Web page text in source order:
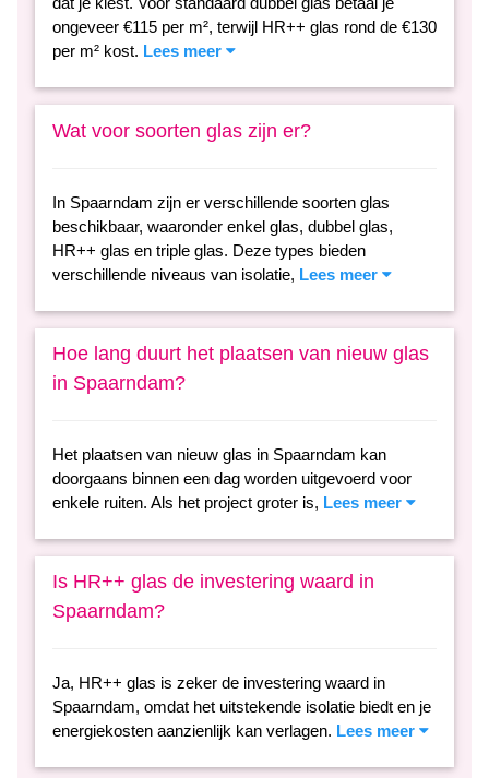
ongeveer €115 per m², terwijl HR++ glas rond de €130
per m² kost. Lees meer
Wat voor soorten glas zijn er?
In Spaarndam zijn er verschillende soorten glas
beschikbaar, waaronder enkel glas, dubbel glas,
HR++ glas en triple glas. Deze types bieden
verschillende niveaus van isolatie, Lees meer
Hoe lang duurt het plaatsen van nieuw glas
in Spaarndam?
Het plaatsen van nieuw glas in Spaarndam kan
doorgaans binnen een dag worden uitgevoerd voor
enkele ruiten. Als het project groter is, Lees meer
Is HR++ glas de investering waard in
Spaarndam?
Ja, HR++ glas is zeker de investering waard in
Spaarndam, omdat het uitstekende isolatie biedt en je
energiekosten aanzienlijk kan verlagen. Lees meer